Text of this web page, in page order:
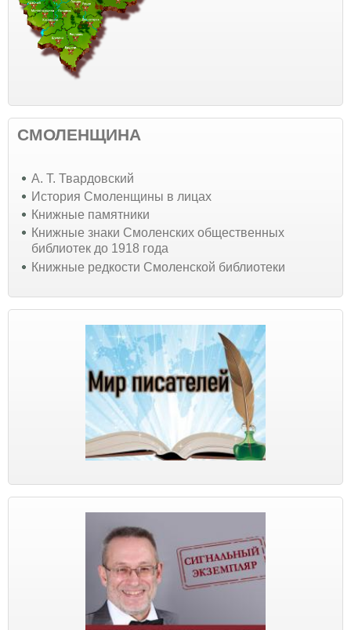
СМОЛЕНЩИНА
А. Т. Твардовский
История Смоленщины в лицах
Книжные памятники
Книжные знаки Смоленских общественных
библиотек до 1918 года
Книжные редкости Смоленской библиотеки